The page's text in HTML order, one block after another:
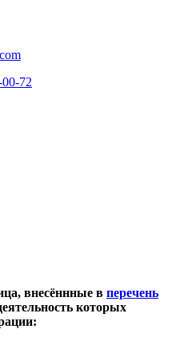
72
внесённные в перечень
которых